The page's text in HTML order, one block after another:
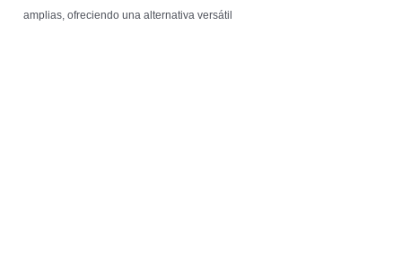
amplias, ofreciendo una alternativa versátil